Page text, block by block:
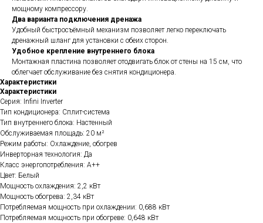
мощному компрессору.
Два варианта подключения дренажа
Удобный быстросъёмный механизм позволяет легко переключать
дренажный шланг для установки с обеих сторон.
Удобное крепление внутреннего блока
Монтажная пластина позволяет отодвигать блок от стены на 15 см, что
облегчает обслуживание без снятия кондиционера.
Характеристики
Характеристики
Серия: Infini Inverter
Тип кондиционера: Сплит-система
Тип внутреннего блока: Настенный
Обслуживаемая площадь: 20 м²
Режим работы: Охлаждение, обогрев
Инверторная технология: Да
Класс энергопотребления: A++
Цвет: Белый
Мощность охлаждения: 2,2 кВт
Мощность обогрева: 2,34 кВт
Потребляемая мощность при охлаждении: 0,688 кВт
Потребляемая мощность при обогреве: 0,648 кВт